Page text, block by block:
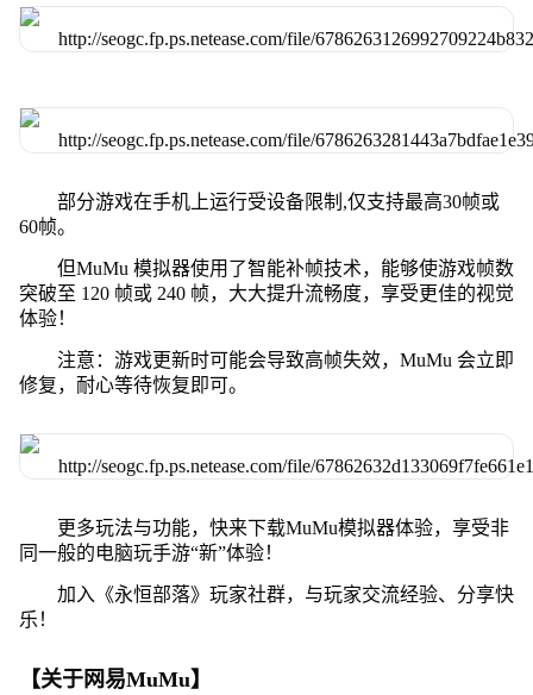
部分游戏在手机上运行受设备限制,仅支持最高30帧或
60帧。
但MuMu 模拟器使用了智能补帧技术，能够使游戏帧数
突破至 120 帧或 240 帧，大大提升流畅度，享受更佳的视觉
体验！
注意：游戏更新时可能会导致高帧失效，MuMu 会立即
修复，耐心等待恢复即可。
更多玩法与功能，快来下载MuMu模拟器体验，享受非
同一般的电脑玩手游“新”体验！
加入《永恒部落》玩家社群，与玩家交流经验、分享快
乐！
【关于网易MuMu】